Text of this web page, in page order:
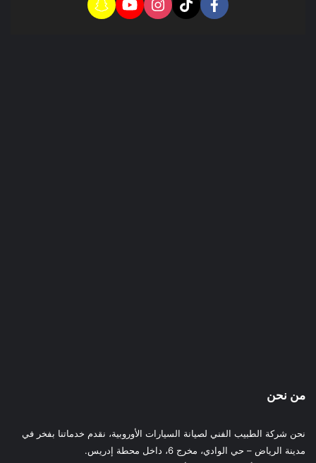
من نحن
نحن شركة الطبيب الفني لصيانة السيارات الأوروبية، نقدم خدماتنا بفخر في
مدينة الرياض – حي الوادي، مخرج 6، داخل محطة إدريس.